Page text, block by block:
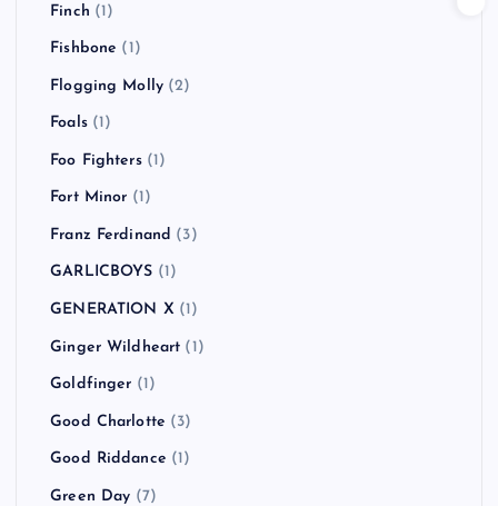
Finch (1)
Fishbone (1)
Flogging Molly (2)
Foals(1)
Foo Fighters(1)
Fort Minor (1)
Franz Ferdinand (3)
GARLICBOYS (1)
GENERATION X (1)
Ginger Wildheart (1)
Goldfinger (1)
Good Charlotte (3)
Good Riddance (1)
Green Day (7)